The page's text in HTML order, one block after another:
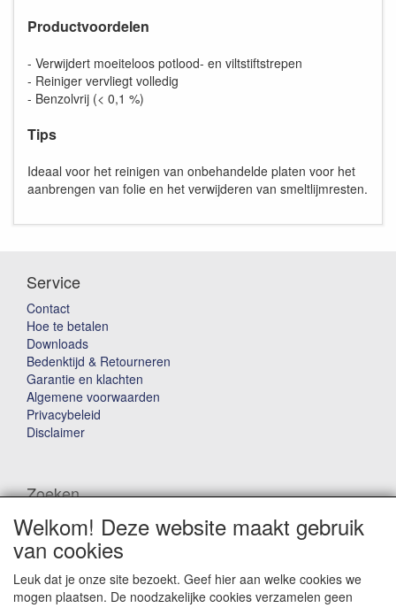
Productvoordelen
- Verwijdert moeiteloos potlood- en viltstiftstrepen
- Reiniger vervliegt volledig
- Benzolvrij (< 0,1 %)
Tips
Ideaal voor het reinigen van onbehandelde platen voor het
aanbrengen van folie en het verwijderen van smeltlijmresten.
Service
Contact
Hoe te betalen
Downloads
Bedenktijd & Retourneren
Garantie en klachten
Algemene voorwaarden
Privacybeleid
Disclaimer
Zoeken
Waar ben je naar op zoek?
Welkom! Deze website maakt gebruik
van cookies
Leuk dat je onze site bezoekt. Geef hier aan welke cookies we
mogen plaatsen. De noodzakelijke cookies verzamelen geen